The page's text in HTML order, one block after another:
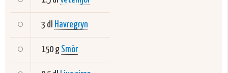
3 dl Havregryn
150 g Smör